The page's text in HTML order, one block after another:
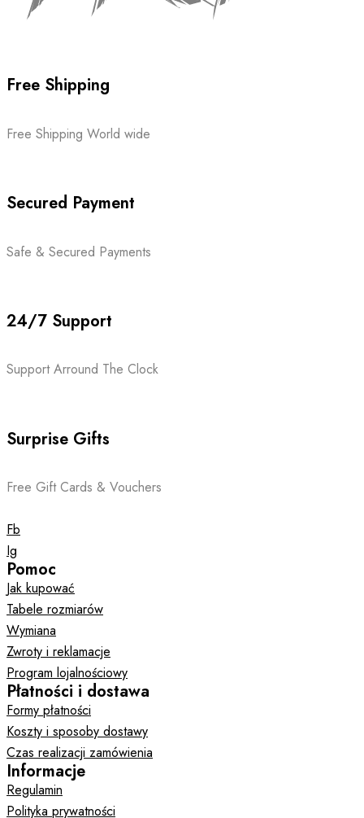
Free Shipping
Free Shipping World wide
Secured Payment
Safe & Secured Payments
24/7 Support
Support Arround The Clock
Surprise Gifts
Free Gift Cards & Vouchers
Fb
Ig
Pomoc
Jak kupować
Tabele rozmiarów
Wymiana
Zwroty i reklamacje
Program lojalnościowy
Płatności i dostawa
Formy płatności
Koszty i sposoby dostawy
Czas realizacji zamówienia
Informacje
Regulamin
Polityka prywatności